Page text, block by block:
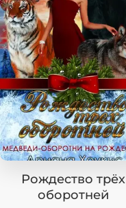
Рождество трёх
оборотней